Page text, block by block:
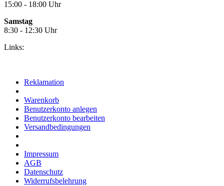
15:00 - 18:00 Uhr
Samstag
8:30 - 12:30 Uhr
Links:
Reklamation
Warenkorb
Benutzerkonto anlegen
Benutzerkonto bearbeiten
Versandbedingungen
Impressum
AGB
Datenschutz
Widerrufsbelehrung